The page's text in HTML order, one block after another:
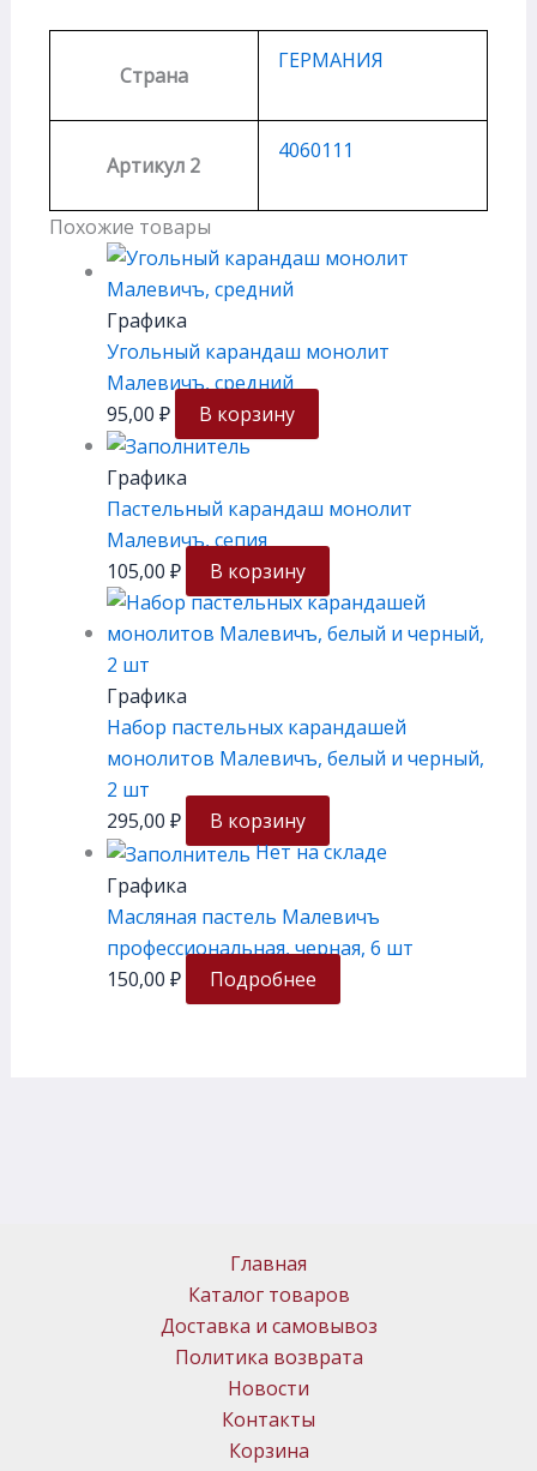
Страна
ГЕРМАНИЯ
Артикул 2
4060111
Похожие товары
Графика
Угольный карандаш монолит
Малевичъ, средний
95,00 ₽ В корзину
Графика
Пастельный карандаш монолит
Малевичъ, сепия
105,00 ₽ В корзину
Графика
Набор пастельных карандашей
монолитов Малевичъ, белый и черный,
2 шт
295,00 ₽
В корзину
Нет на складе
Графика
Масляная пастель Малевичъ
профессиональная, черная, 6 шт
150,00 ₽ Подробнее
Главная
Каталог товаров
Доставка и самовывоз
Политика возврата
Новости
Контакты
Корзина